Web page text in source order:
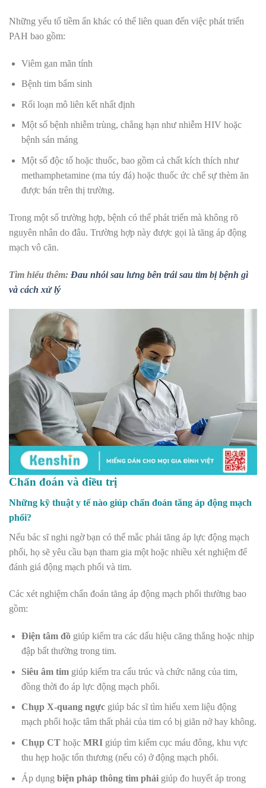
Những yếu tố tiềm ẩn khác có thể liên quan đến việc phát triển
PAH bao gồm:
Viêm gan mãn tính
Bệnh tim bẩm sinh
Rối loạn mô liên kết nhất định
Một số bệnh nhiễm trùng, chẳng hạn như nhiễm HIV hoặc
bệnh sán máng
Một số độc tố hoặc thuốc, bao gồm cả chất kích thích như
methamphetamine (ma túy đá) hoặc thuốc ức chế sự thèm ăn
được bán trên thị trường.
Trong một số trường hợp, bệnh có thể phát triển mà không rõ
nguyên nhân do đâu. Trường hợp này được gọi là tăng áp động
mạch vô căn.
Tìm hiểu thêm: Đau nhói sau lưng bên trái sau tim bị bệnh gì
và cách xử lý
Chẩn đoán và điều trị
Những kỹ thuật y tế nào giúp chẩn đoán tăng áp động mạch
phổi?
Nếu bác sĩ nghi ngờ bạn có thể mắc phải tăng áp lực động mạch
phổi, họ sẽ yêu cầu bạn tham gia một hoặc nhiều xét nghiệm để
đánh giá động mạch phổi và tim.
Các xét nghiệm chẩn đoán tăng áp động mạch phổi thường bao
gồm:
Điện tâm đồgiúp kiểm tra các dấu hiệu căng thẳng hoặc nhịp
đập bất thường trong tim.
Siêu âm timgiúp kiểm tra cấu trúc và chức năng của tim,
đồng thời đo áp lực động mạch phổi.
Chụp X-quang ngựcgiúp bác sĩ tìm hiểu xem liệu động
mạch phổi hoặc tâm thất phải của tim có bị giãn nở hay không.
Chụp CThoặc MRIgiúp tìm kiếm cục máu đông, khu vực
thu hẹp hoặc tổn thương (nếu có) ở động mạch phổi.
Áp dụng biện pháp thông tim phảigiúp đo huyết áp trong